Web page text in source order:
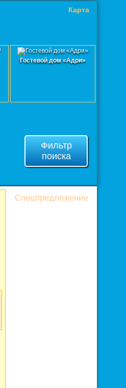
Спецпредложение
Карта
Гостевой дом «Адри»
Фильтр
поиска